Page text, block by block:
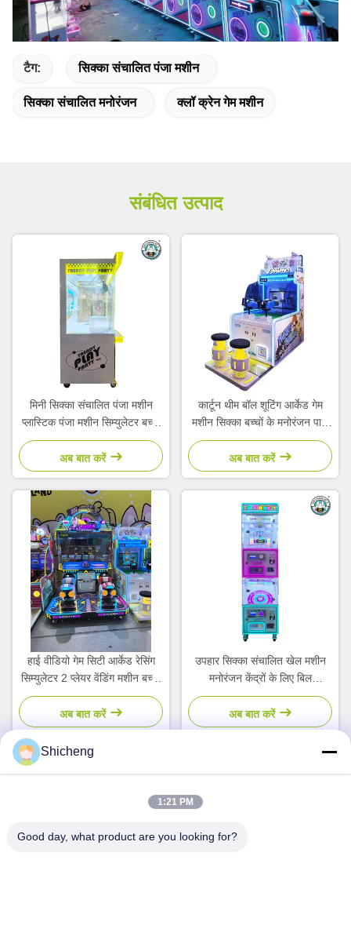
टैग: सिक्का संचालित पंजा मशीन
सिक्का संचालित मनोरंजन क्लॉ क्रेन गेम मशीन
संबंधित उत्पाद
मिनी सिक्का संचालित पंजा मशीन
प्लास्टिक पंजा मशीन सिम्युलेटर बच्चों
के आर्केड
अब बात करें
कार्टून थीम बॉल शूटिंग आर्केड गेम
मशीन सिक्का बच्चों के मनोरंजन पार्क
के लिए संचालित
अब बात करें
हाई वीडियो गेम सिटी आर्केड रेसिंग
सिम्युलेटर 2 प्लेयर वेंडिंग मशीन बच्चों
के लिए
अब बात करें
उपहार सिक्का संचालित खेल मशीन
मनोरंजन केंद्रों के लिए बिल
स्वीकारकर्ता
अब बात करें
पता
Shicheng
1:21 PM
Good day, what product are you looking for?